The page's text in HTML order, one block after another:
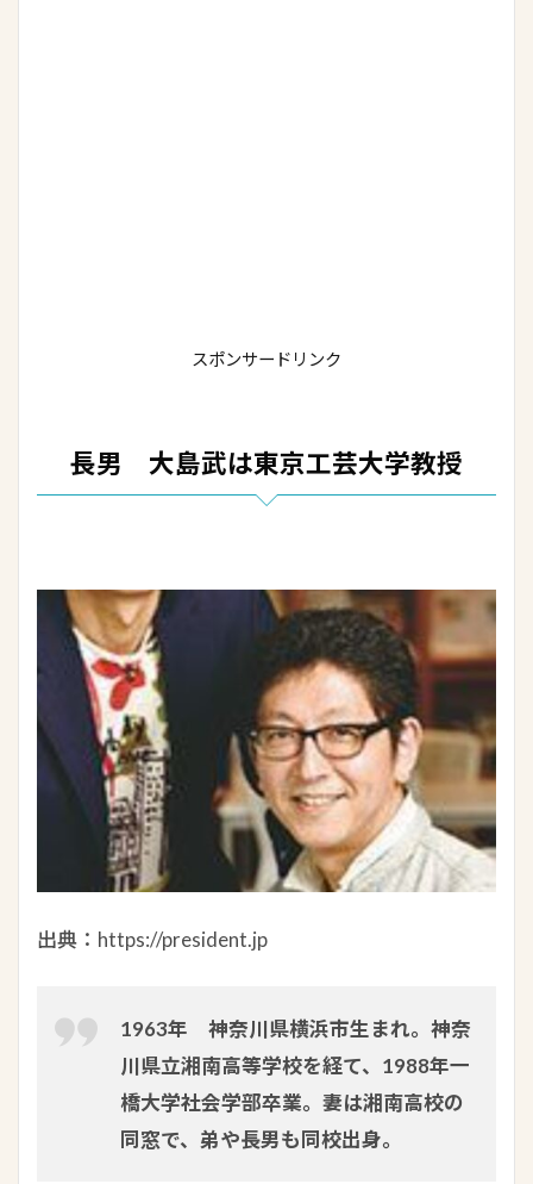
スポンサードリンク
長男 大島武は東京工芸大学教授
出典：https://president.jp
1963年 神奈川県横浜市生まれ。神奈
川県立湘南高等学校を経て、1988年一
橋大学社会学部卒業。妻は湘南高校の
同窓で、弟や長男も同校出身。